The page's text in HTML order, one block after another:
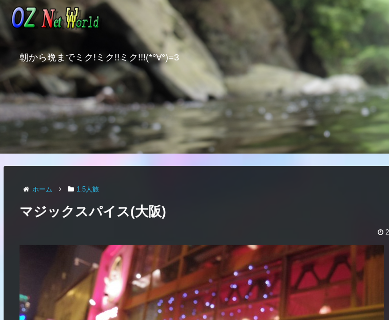
朝から晩までミク!ミク!!ミク!!!(*°∀°)=3
ホーム 1.5人旅
マジックスパイス(大阪)